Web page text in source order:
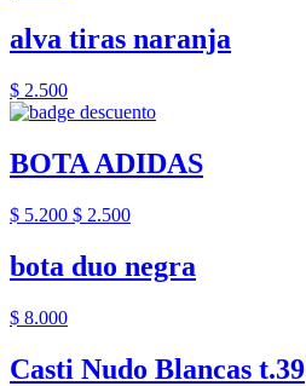
alva tiras naranja
$ 2.500
BOTA ADIDAS
$ 5.200 $ 2.500
bota duo negra
$ 8.000
Casti Nudo Blancas t.39